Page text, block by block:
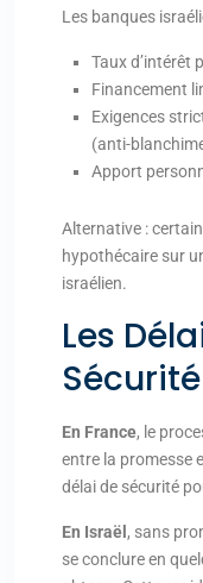
Les banques
Taux d’intérêt
Financement
Exigences
(anti-
Apport
Alternative :
hypothécaire sur
israélien.
Les
Sécurité
En France, le
entre la promesse
délai de sécurité
En Israël , sans
se conclure en